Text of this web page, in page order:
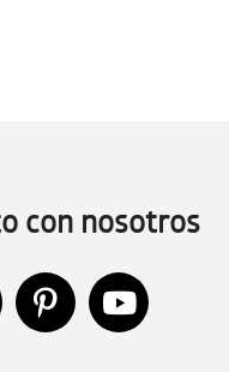
con nosotros